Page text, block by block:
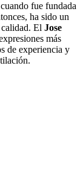
fue fundada
ha sido un
El Jose
más
de experiencia y